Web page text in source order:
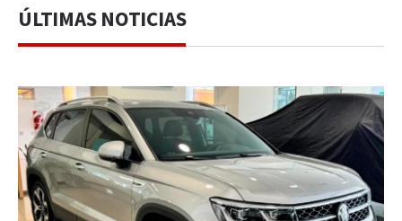
ÚLTIMAS NOTICIAS